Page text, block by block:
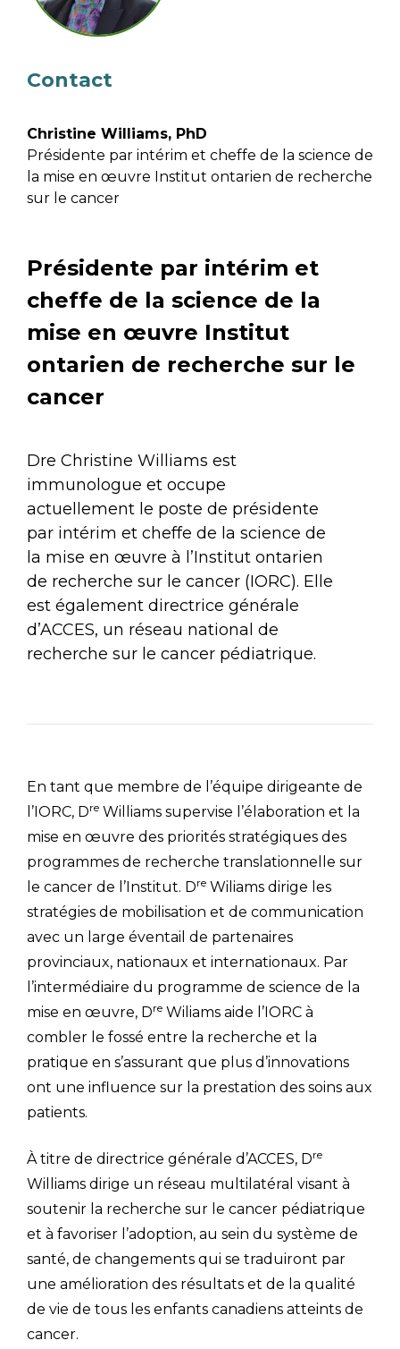
Email Address
Describe yourself
Job Title Organization
Contact
Christine Williams, PhD
Présidente par intérim et cheffe de la science de
la mise en œuvre Institut ontarien de recherche
sur le cancer
Présidente par intérim et
cheffe de la science de la
mise en œuvre Institut
ontarien de recherche sur le
cancer
Dre Christine Williams est
immunologue et occupe
actuellement le poste de présidente
par intérim et cheffe de la science de
la mise en œuvre à l’Institut ontarien
de recherche sur le cancer (IORC). Elle
est également directrice générale
d’ACCES, un réseau national de
recherche sur le cancer pédiatrique.
En tant que membre de l’équipe dirigeante de
l’IORC, Dre Williams supervise l’élaboration et la
mise en œuvre des priorités stratégiques des
programmes de recherche translationnelle sur
le cancer de l’Institut. Dre Wiliams dirige les
stratégies de mobilisation et de communication
avec un large éventail de partenaires
provinciaux, nationaux et internationaux. Par
l’intermédiaire du programme de science de la
mise en œuvre, Dre Wiliams aide l’IORC à
combler le fossé entre la recherche et la
pratique en s’assurant que plus d’innovations
ont une influence sur la prestation des soins aux
patients.
À titre de directrice générale d’ACCES, Dre
Williams dirige un réseau multilatéral visant à
soutenir la recherche sur le cancer pédiatrique
et à favoriser l’adoption, au sein du système de
santé, de changements qui se traduiront par
une amélioration des résultats et de la qualité
de vie de tous les enfants canadiens atteints de
cancer.